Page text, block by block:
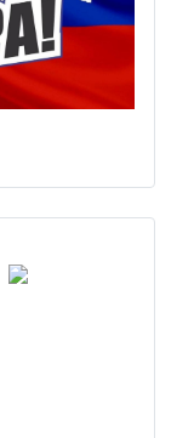
Next